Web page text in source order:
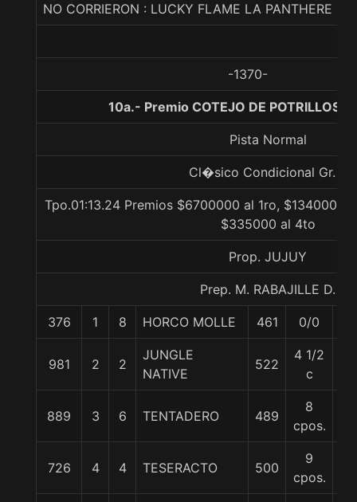
NO CORRIERON : LUCKY FLAME LA PANTHERE
-1370-
10a.- Premio COTEJO DE POTRILLOS,
Pista Normal
Cl�sico Condicional Gr. 3
Tpo.01:13.24 Premios $6700000 al 1ro, $1340000
$335000 al 4to
Prop. JUJUY
Prep. M. RABAJILLE D.
376 1 8 HORCO MOLLE 461 0/0
981 2 2
JUNGLE
NATIVE
522
4 1/2
c
889 3 6 TENTADERO 489
8
cpos.
726 4 4 TESERACTO 500
9
cpos.